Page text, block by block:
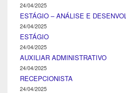
24/04/2025
ESTÁGIO – ANÁLISE E
24/04/2025
ESTÁGIO
24/04/2025
AUXILIAR ADMINISTRATIVO
24/04/2025
RECEPCIONISTA
24/04/2025